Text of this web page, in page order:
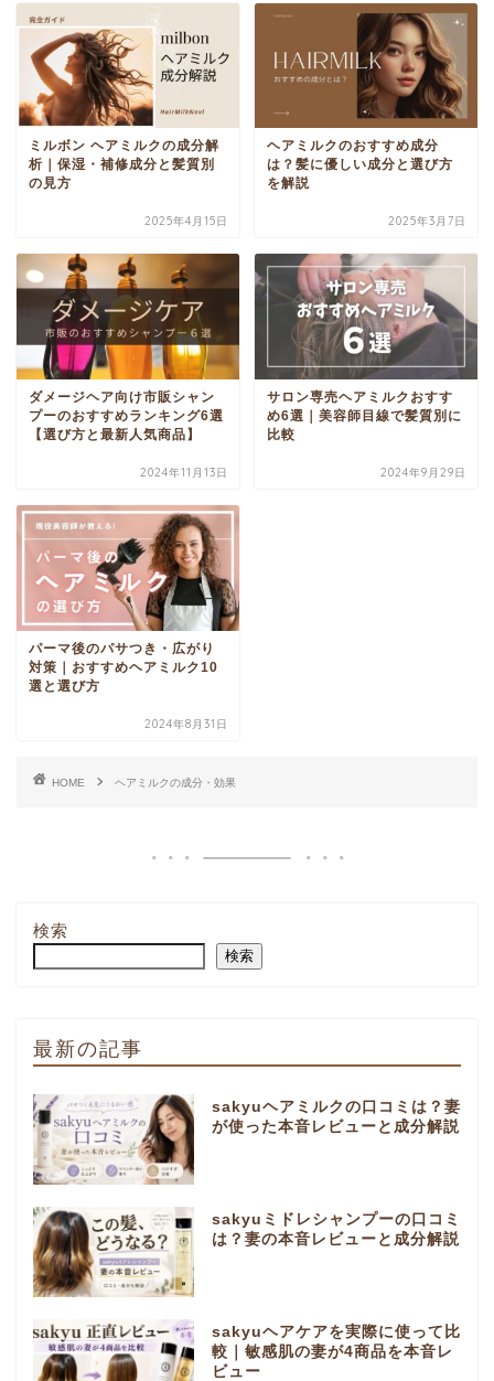
ミルボン ヘアミルクの成分解
析｜保湿・補修成分と髪質別
の見方
2025年4月15日
ヘアミルクのおすすめ成分
は？髪に優しい成分と選び方
を解説
2025年3月7日
ダメージヘア向け市販シャン
プーのおすすめランキング6選
【選び方と最新人気商品】
2024年11月13日
サロン専売ヘアミルクおすす
め6選｜美容師目線で髪質別に
比較
2024年9月29日
パーマ後のパサつき・広がり
対策｜おすすめヘアミルク10
選と選び方
2024年8月31日
HOME ヘアミルクの成分・効果
検索
検索
最新の記事
sakyuヘアミルクの口コミは？妻
が使った本音レビューと成分解説
sakyuミドレシャンプーの口コミ
は？妻の本音レビューと成分解説
sakyuヘアケアを実際に使って比
較｜敏感肌の妻が4商品を本音レ
ビュー